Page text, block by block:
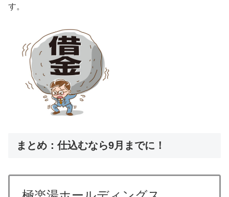
す。
まとめ：仕込むなら9月までに！